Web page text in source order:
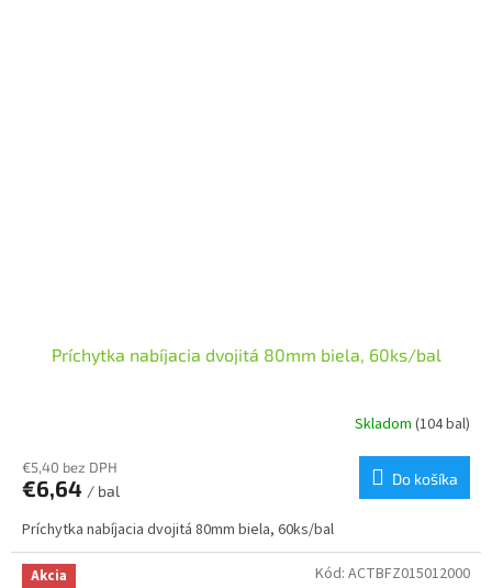
Príchytka nabíjacia dvojitá 80mm biela, 60ks/bal
Skladom (104 bal)
€5,40 bez DPH
€6,64 / bal
Do košíka
Príchytka nabíjacia dvojitá 80mm biela, 60ks/bal
Akcia Kód: ACTBFZ015012000